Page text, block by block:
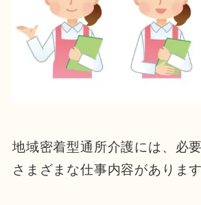
地域密着型通所介護には、必
さまざまな仕事内容があります